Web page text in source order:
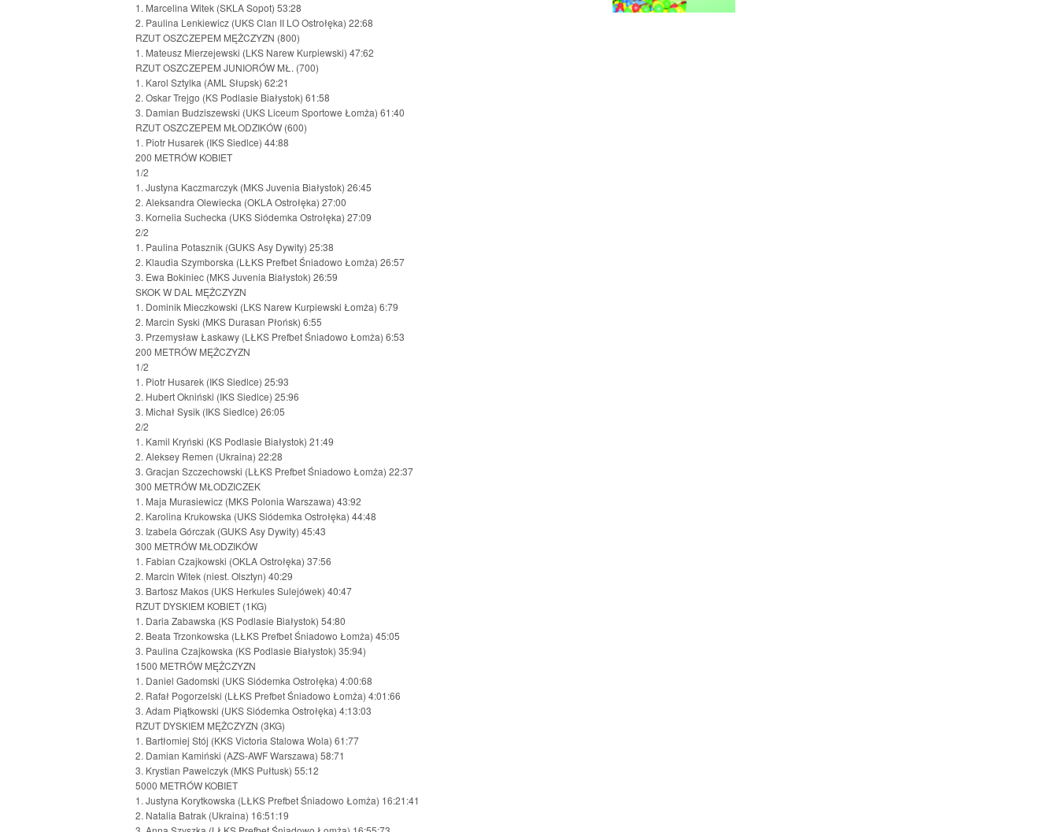
1. Marcelina Witek (SKLA Sopot) 53:28
2. Paulina Lenkiewicz (UKS Clan II LO Ostrołęka) 22:68
RZUT OSZCZEPEM MĘŻCZYZN (800)
1. Mateusz Mierzejewski (LKS Narew Kurpiewski) 47:62
RZUT OSZCZEPEM JUNIORÓW MŁ. (700)
1. Karol Sztylka (AML Słupsk) 62:21
2. Oskar Trejgo (KS Podlasie Białystok) 61:58
3. Damian Budziszewski (UKS Liceum Sportowe Łomża) 61:40
RZUT OSZCZEPEM MŁODZIKÓW (600)
1. Piotr Husarek (IKS Siedlce) 44:88
200 METRÓW KOBIET
1/2
1. Justyna Kaczmarczyk (MKS Juvenia Białystok) 26:45
2. Aleksandra Olewiecka (OKLA Ostrołęka) 27:00
3. Kornelia Suchecka (UKS Siódemka Ostrołęka) 27:09
2/2
1. Paulina Potasznik (GUKS Asy Dywity) 25:38
2. Klaudia Szymborska (LŁKS Prefbet Śniadowo Łomża) 26:57
3. Ewa Bokiniec (MKS Juvenia Białystok) 26:59
SKOK W DAL MĘŻCZYZN
1. Dominik Mieczkowski (LKS Narew Kurpiewski Łomża) 6:79
2. Marcin Syski (MKS Durasan Płońsk) 6:55
3. Przemysław Łaskawy (LŁKS Prefbet Śniadowo Łomża) 6:53
200 METRÓW MĘŻCZYZN
1/2
1. Piotr Husarek (IKS Siedlce) 25:93
2. Hubert Okniński (IKS Siedlce) 25:96
3. Michał Sysik (IKS Siedlce) 26:05
2/2
1. Kamil Kryński (KS Podlasie Białystok) 21:49
2. Aleksey Remen (Ukraina) 22:28
3. Gracjan Szczechowski (LŁKS Prefbet Śniadowo Łomża) 22:37
300 METRÓW MŁODZICZEK
1. Maja Murasiewicz (MKS Polonia Warszawa) 43:92
2. Karolina Krukowska (UKS Siódemka Ostrołęka) 44:48
3. Izabela Górczak (GUKS Asy Dywity) 45:43
300 METRÓW MŁODZIKÓW
1. Fabian Czajkowski (OKLA Ostrołęka) 37:56
2. Marcin Witek (niest. Olsztyn) 40:29
3. Bartosz Makos (UKS Herkules Sulejówek) 40:47
RZUT DYSKIEM KOBIET (1KG)
1. Daria Zabawska (KS Podlasie Białystok) 54:80
2. Beata Trzonkowska (LŁKS Prefbet Śniadowo Łomża) 45:05
3. Paulina Czajkowska (KS Podlasie Białystok) 35:94)
1500 METRÓW MĘŻCZYZN
1. Daniel Gadomski (UKS Siódemka Ostrołęka) 4:00:68
2. Rafał Pogorzelski (LŁKS Prefbet Śniadowo Łomża) 4:01:66
3. Adam Piątkowski (UKS Siódemka Ostrołęka) 4:13:03
RZUT DYSKIEM MĘŻCZYZN (3KG)
1. Bartłomiej Stój (KKS Victoria Stalowa Wola) 61:77
2. Damian Kamiński (AZS-AWF Warszawa) 58:71
3. Krystian Pawelczyk (MKS Pułtusk) 55:12
5000 METRÓW KOBIET
1. Justyna Korytkowska (LŁKS Prefbet Śniadowo Łomża) 16:21:41
2. Natalia Batrak (Ukraina) 16:51:19